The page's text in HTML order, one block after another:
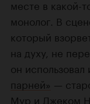
месте в какой-
монолог. В
который
на духу, не
он
парней» —
Мур и Джеком